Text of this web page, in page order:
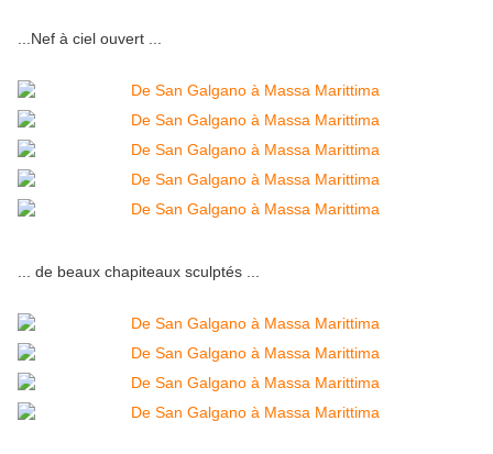
...Nef à ciel ouvert ...
... de beaux chapiteaux sculptés ...